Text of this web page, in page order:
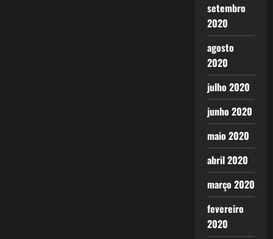
setembro
2020
agosto
2020
julho 2020
junho 2020
maio 2020
abril 2020
março 2020
fevereiro
2020